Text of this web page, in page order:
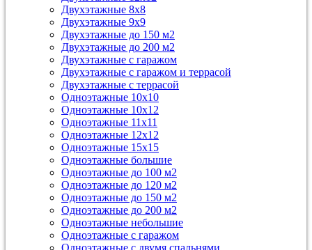
Двухэтажные 8х8
Двухэтажные 9х9
Двухэтажные до 150 м2
Двухэтажные до 200 м2
Двухэтажные с гаражом
Двухэтажные с гаражом и террасой
Двухэтажные с террасой
Одноэтажные 10х10
Одноэтажные 10х12
Одноэтажные 11х11
Одноэтажные 12х12
Одноэтажные 15х15
Одноэтажные большие
Одноэтажные до 100 м2
Одноэтажные до 120 м2
Одноэтажные до 150 м2
Одноэтажные до 200 м2
Одноэтажные небольшие
Одноэтажные с гаражом